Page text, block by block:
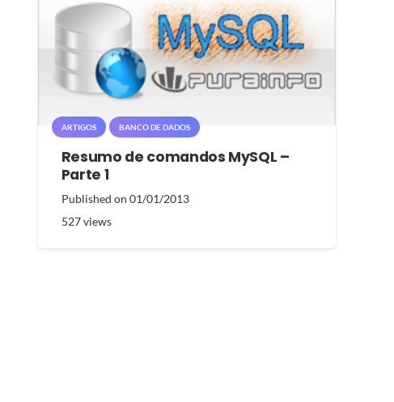
ARTIGOS BANCO DE DADOS
Resumo de comandos MySQL –
Parte 1
Published on 01/01/2013
527views